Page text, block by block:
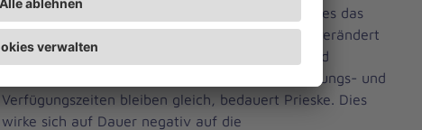
von Zeitressourcen möglich – und dafür braucht es das
notwendige Personal. Die Gesellschaft hat sich verändert
und verändert sich weiter, die Anforderungen und
Aufgaben im Kitabereich wachsen, doch die Leitungs- und
Verfügungszeiten bleiben gleich, bedauert Prieske. Dies
wirke sich auf Dauer negativ auf die